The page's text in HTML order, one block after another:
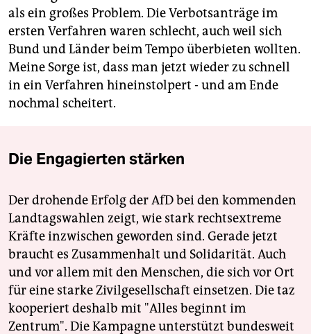
als ein großes Problem. Die Verbotsanträge im
ersten Verfahren waren schlecht, auch weil sich
Bund und Länder beim Tempo überbieten wollten.
Meine Sorge ist, dass man jetzt wieder zu schnell
in ein Verfahren hineinstolpert - und am Ende
nochmal scheitert.
Die Engagierten stärken
Der drohende Erfolg der AfD bei den kommenden
Landtagswahlen zeigt, wie stark rechtsextreme
Kräfte inzwischen geworden sind. Gerade jetzt
braucht es Zusammenhalt und Solidarität. Auch
und vor allem mit den Menschen, die sich vor Ort
für eine starke Zivilgesellschaft einsetzen. Die taz
kooperiert deshalb mit "Alles beginnt im
Zentrum". Die Kampagne unterstützt bundesweit